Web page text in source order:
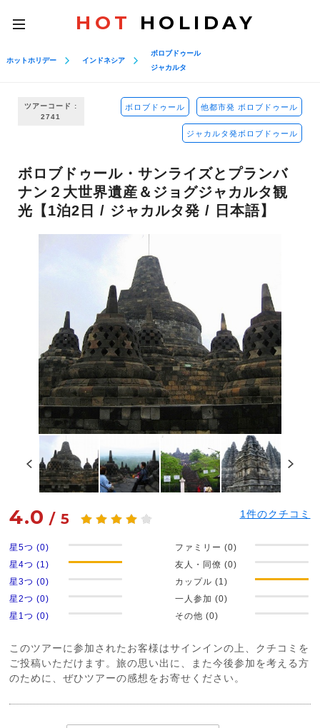
toggle
navigation
HOT HOLIDAY
ホットホリデー インドネシア
ボロブドゥール
ジャカルタ
ツアーコード :
2741
ボロブドゥール 他都市発 ボロブドゥール
ジャカルタ発ボロブドゥール
ボロブドゥール・サンライズとプランバ
ナン２大世界遺産＆ジョグジャカルタ観
光【1泊2日 / ジャカルタ発 / 日本語】
4.0 /5 1 件のクチコミ
星5つ (0)
星4つ (1)
星3つ (0)
星2つ (0)
星1つ (0)
ファミリー (0)
友人・同僚 (0)
カップル (1)
一人参加 (0)
その他 (0)
このツアーに参加されたお客様はサインインの上、クチコミを
ご投稿いただけます。旅の思い出に、また今後参加を考える方
のために、ぜひツアーの感想をお寄せください。